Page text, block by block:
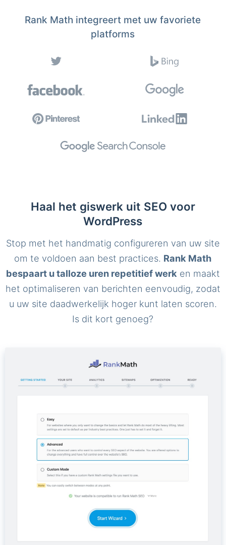
Rank Math integreert met uw favoriete
platforms
Haal het giswerk uit SEO voor
WordPress
Stop met het handmatig configureren van uw site
om te voldoen aan best practices. Rank Math
bespaart u talloze uren repetitief werk en maakt
het optimaliseren van berichten eenvoudig, zodat
u uw site daadwerkelijk hoger kunt laten scoren.
Is dit kort genoeg?